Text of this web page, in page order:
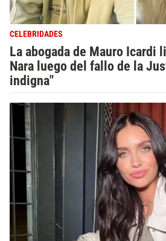
CELEBRIDADES
La abogada de Mauro Icardi
Nara luego del fallo de la
indigna"